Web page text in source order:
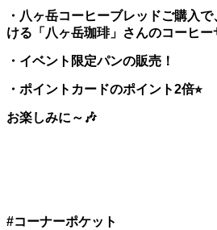
・八ヶ岳コーヒーブレッドご購入
ける「八ヶ岳珈琲」さんのコーヒ
・イベント限定パンの販売！
・ポイントカードのポイント2倍⭐︎
お楽しみに～🎶
#コーナーポケット